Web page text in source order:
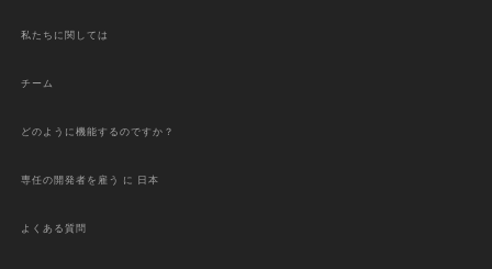
私たちに関しては
チーム
どのように機能するのですか？
専任の開発者を雇う に 日本
よくある質問